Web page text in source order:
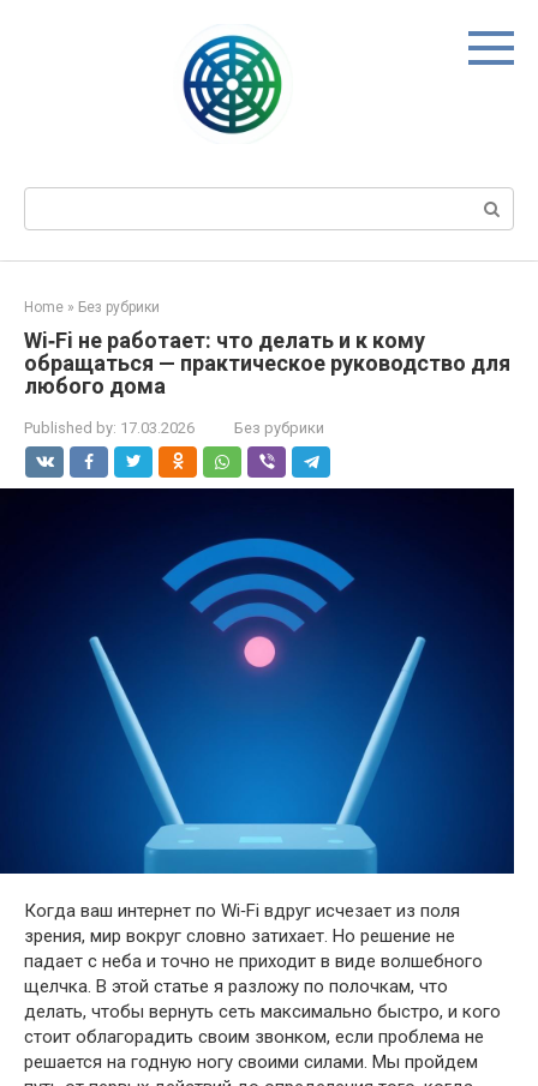
Search:
Home » Без рубрики
Wi‑Fi не работает: что делать и к кому
обращаться — практическое руководство для
любого дома
Published by: 17.03.2026 Без рубрики
Когда ваш интернет по Wi‑Fi вдруг исчезает из поля
зрения, мир вокруг словно затихает. Но решение не
падает с неба и точно не приходит в виде волшебного
щелчка. В этой статье я разложу по полочкам, что
делать, чтобы вернуть сеть максимально быстро, и кого
стоит облагорадить своим звонком, если проблема не
решается на годную ногу своими силами. Мы пройдем